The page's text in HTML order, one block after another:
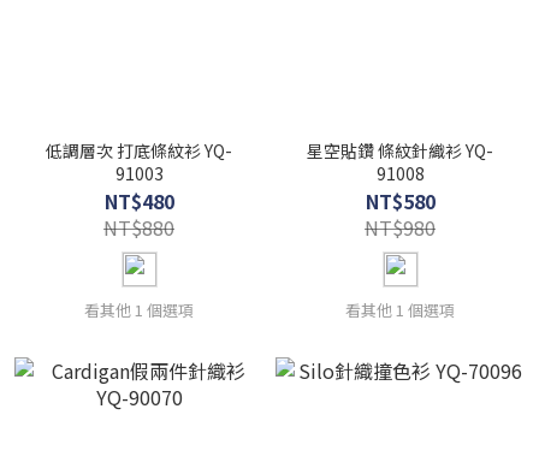
低調層次 打底條紋衫 YQ-
91003
NT$480
NT$880
看其他 1 個選項
星空貼鑽 條紋針織衫 YQ-
91008
NT$580
NT$980
看其他 1 個選項